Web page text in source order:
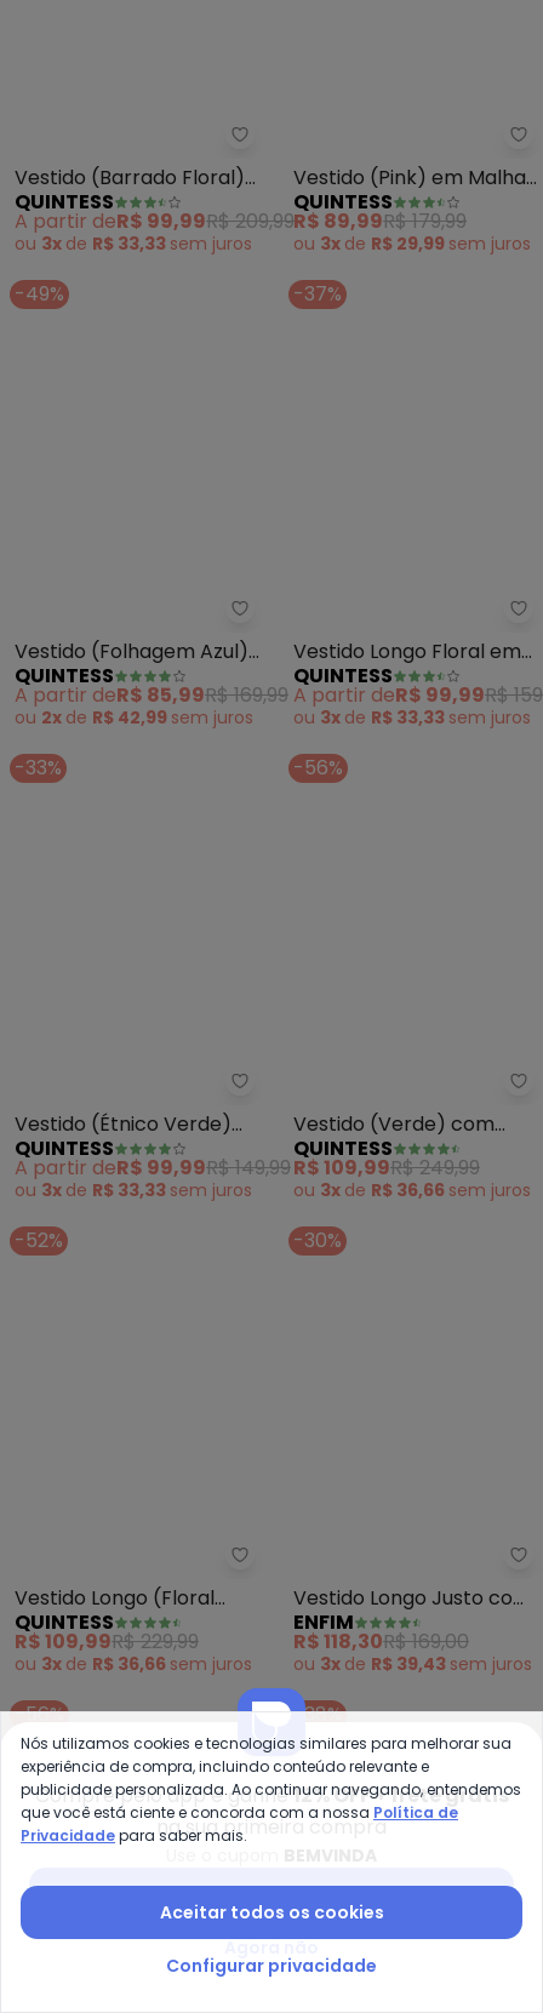
Vestido (Barrado Floral)
em Malha Fria
QUINTESS
A partir deR$ 99,99R$ 209,99
ou 3x de R$ 33,33 semjuros
Vestido (Pink) em Malha
de Viscose
QUINTESS
R$ 89,99R$ 179,99
ou 3x de R$ 29,99 semjuros
-49%
Quintess - Vestido (Folhagem
Vestido (Folhagem Azul)
em Malha de Viscose
QUINTESS
A partir deR$ 85,99R$ 169,99
ou 2x de R$ 42,99 semjuros
-37%
Vestido Longo Floral em
Malha Fria com Fenda
Lateral
QUINTESS
A partir deR$ 99,99R$
ou 3x de R$ 33,33 semjuros
-33%
Quintess - Vestido (Étnico
Vestido (Étnico Verde)
em Malha de Viscose
QUINTESS
A partir deR$ 99,99 R$ 149,99
semjuros
-56%
Vestido (Verde) com
Alças Cruzadas
QUINTESS
R$ 109,99R$ 249,99
semjuros
-52%
Quintess - Vestido Longo
Vestido Longo (Floral
Laranja)
QUINTESS
R$ 109,99R$ 229,99
juros
-30%
Vestido Longo Justo com
Fenda (Marrom)
ENFIM
R$ 118,30R$ 169,00
ou
-56% -38%
Compre pelo app e ganhe12% OFF + frete grátis
na sua primeira compra
Nós utilizamos cookies e tecnologias similares para melhorar sua
experiência de compra, incluindo conteúdo relevante e
publicidade personalizada. Ao continuar navegando, entendemos
que você está ciente e concorda com a nossa Política de
Privacidadepara saber mais.
Aceitar todos os cookies
Configurar privacidade